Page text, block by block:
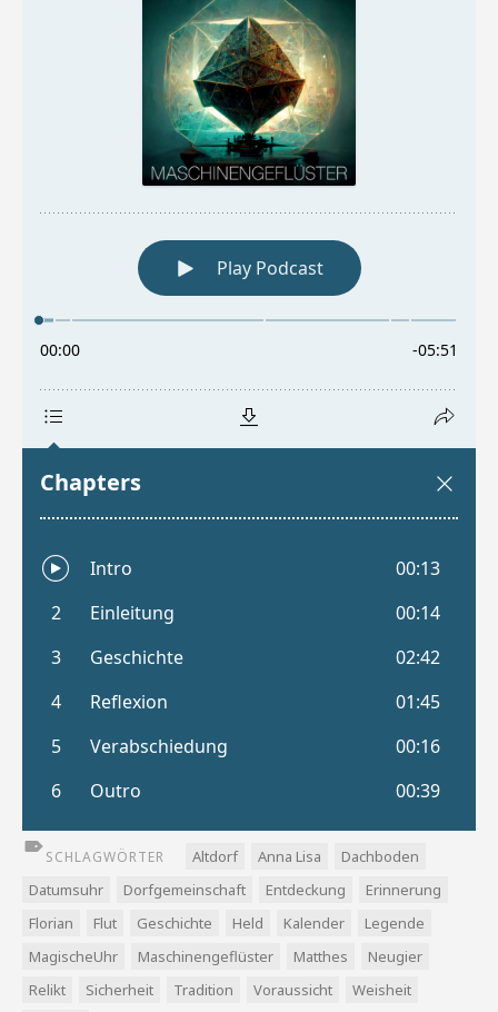
SCHLAGWÖRTER Altdorf Anna Lisa
Dachboden
Datumsuhr
Dorfgemeinschaft Entdeckung
Erinnerung
Florian
Flut Geschichte Held Kalender
Legende
MagischeUhr
Maschinengeflüster Matthes
Neugier
Relikt
Sicherheit Tradition Voraussicht
Weisheit